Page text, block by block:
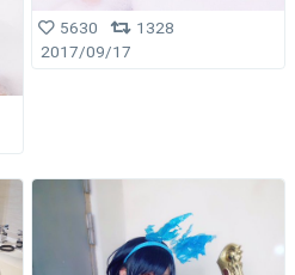
5630
1328
2017/09/17